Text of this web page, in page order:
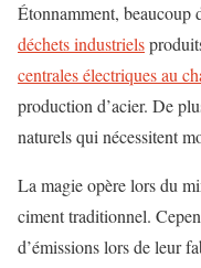
Étonnamment, beaucoup
déchets industriels
centrales électriques au
production d’acier. De
naturels qui nécessitent
La magie opère lors du
ciment traditionnel.
d’émissions lors de leur